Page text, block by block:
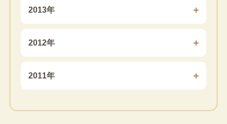
2013年
2012年
2011年